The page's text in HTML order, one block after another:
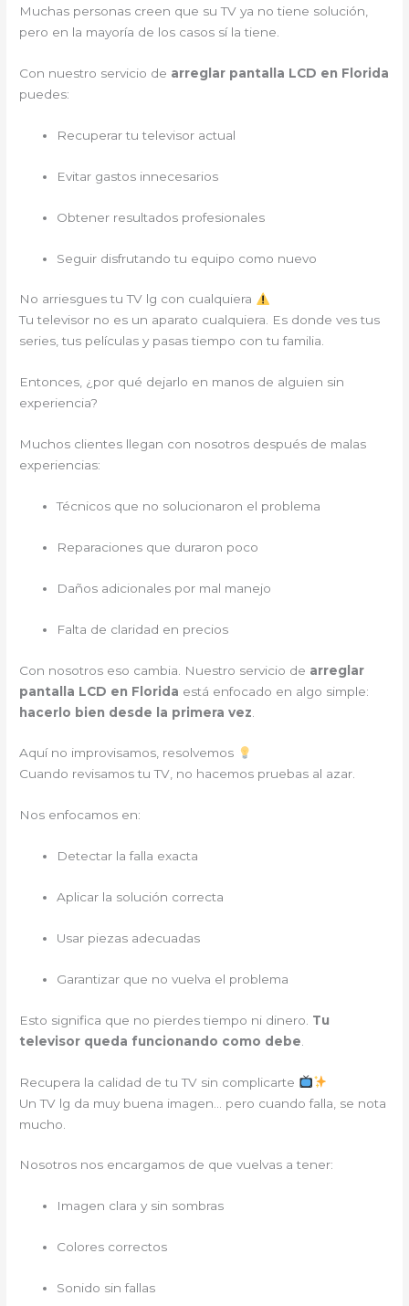
Muchas personas creen que su TV ya no tiene solución,
pero en la mayoría de los casos sí la tiene.
Con nuestro servicio de arreglar pantalla LCD en Florida
puedes:
Recuperar tu televisor actual
Evitar gastos innecesarios
Obtener resultados profesionales
Seguir disfrutando tu equipo como nuevo
No arriesgues tu TV lg con cualquiera
Tu televisor no es un aparato cualquiera. Es donde ves tus
series, tus películas y pasas tiempo con tu familia.
Entonces, ¿por qué dejarlo en manos de alguien sin
experiencia?
Muchos clientes llegan con nosotros después de malas
experiencias:
Técnicos que no solucionaron el problema
Reparaciones que duraron poco
Daños adicionales por mal manejo
Falta de claridad en precios
Con nosotros eso cambia. Nuestro servicio de arreglar
pantalla LCD en Florida está enfocado en algo simple:
hacerlo bien desde la primera vez
Aquí no improvisamos, resolvemos
Cuando revisamos tu TV, no hacemos pruebas al azar.
Nos enfocamos en:
Detectar la falla exacta
Aplicar la solución correcta
Usar piezas adecuadas
Garantizar que no vuelva el problema
Esto significa que no pierdes tiempo ni dinero. Tu
televisor queda funcionando como debe
Recupera la calidad de tu TV sin complicarte
Un TV lg da muy buena imagen… pero cuando falla, se nota
mucho.
Nosotros nos encargamos de que vuelvas a tener:
Imagen clara y sin sombras
Colores correctos
Sonido sin fallas